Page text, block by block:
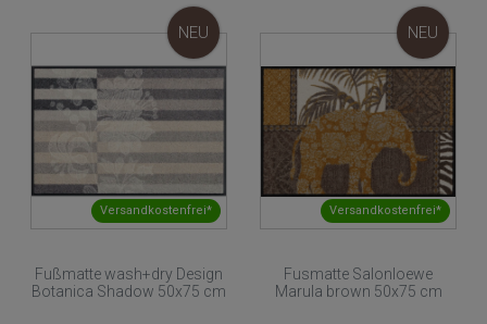
Versandkostenfrei*
NEU
Fußmatte wash+dry Design
Botanica Shadow 50x75 cm
Versandkostenfrei*
NEU
Fusmatte Salonloewe
Marula brown 50x75 cm